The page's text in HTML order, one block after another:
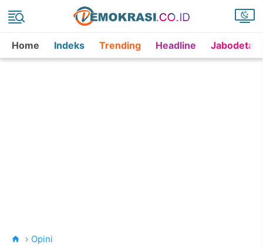
Home Indeks Trending Headline
Opini